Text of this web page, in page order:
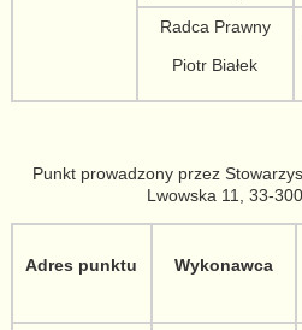
Radca Prawny
Piotr Białek
Punkt prowadzony przez
Lwowska 11, 33-
Adres punktu Wykonawca